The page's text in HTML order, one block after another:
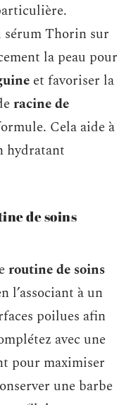
sérum Thorin sur
la peau pour
et favoriser la
racine de
Cela aide à
hydratant
de soins
routine de soins
l’associant à un
poilues afin
avec une
pour maximiser
une barbe